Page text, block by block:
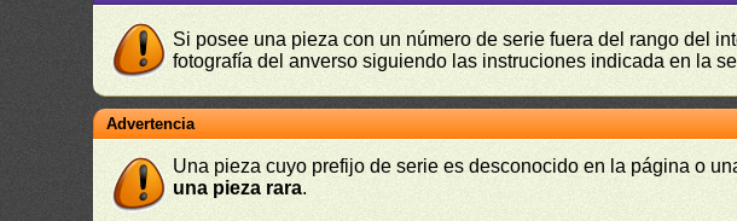
Si posee una pieza con un número de serie fuera del rango del
fotografía del anverso siguiendo las instruciones indicada en la
Advertencia
Una pieza cuyo prefijo de serie es desconocido en la página o
una pieza rara.